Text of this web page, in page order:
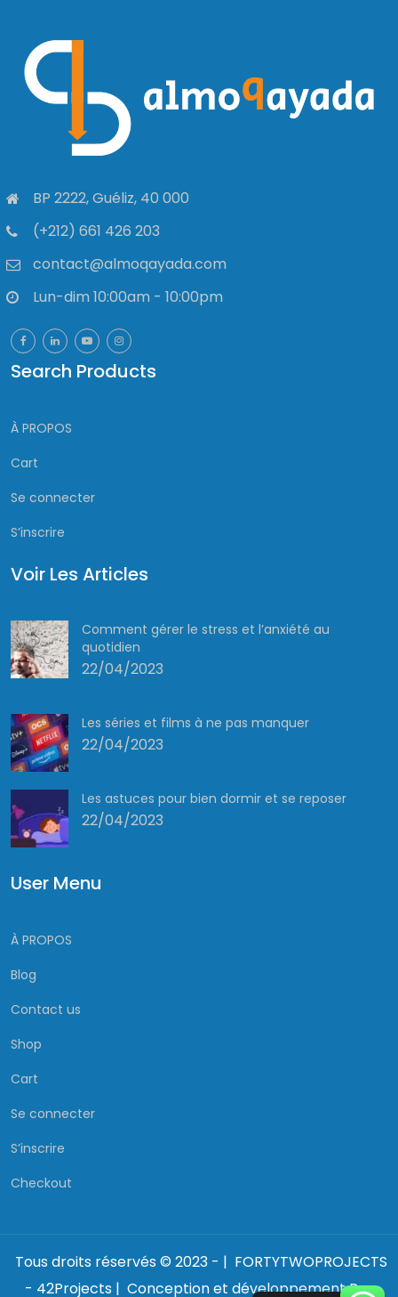
BP 2222, Guéliz, 40 000
(+212) 661 426 203
contact@almoqayada.com
Lun-dim 10:00am - 10:00pm
Search Products
À PROPOS
Cart
Se connecter
S’inscrire
Voir Les Articles
Comment gérer le stress et l’anxiété au
quotidien
22/04/2023
Les séries et films à ne pas manquer
22/04/2023
Les astuces pour bien dormir et se reposer
22/04/2023
User Menu
À PROPOS
Blog
Contact us
Shop
Cart
Se connecter
S’inscrire
Checkout
Tous droits réservés © 2023 - | FORTYTWOPROJECTS
- 42Projects | Conception et développement Par